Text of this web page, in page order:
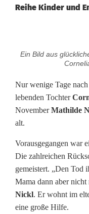
Reihe Kinder und
t
h
i
l
d
e
N
Ein Bild aus
Nur wenige Tage
lebenden Tochter
NovemberMathilde
alt.
Vorausgegangen war
Die zahlreichen
gemeistert. „Den Tod
Mama dann aber nicht
Nickl. Er wohnt im
eine große Hilfe.